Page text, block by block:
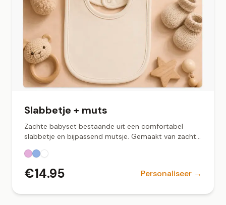
Slabbetje + muts
Zachte babyset bestaande uit een comfortabel
slabbetje en bijpassend mutsje. Gemaakt van zachte
gebruik of als kraamcadeau. Verkrijgbaar in wit,
lichtblauw en roze.
€14.95 Personaliseer →